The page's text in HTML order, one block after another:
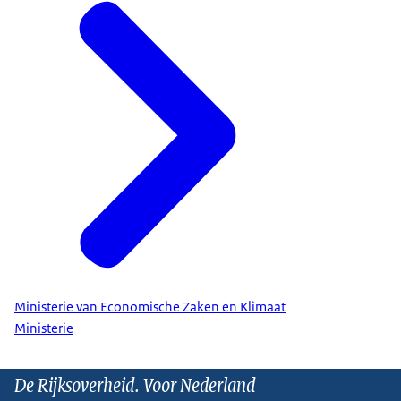
Ministerie van Economische Zaken en Klimaat
Ministerie
De Rijksoverheid. Voor Nederland